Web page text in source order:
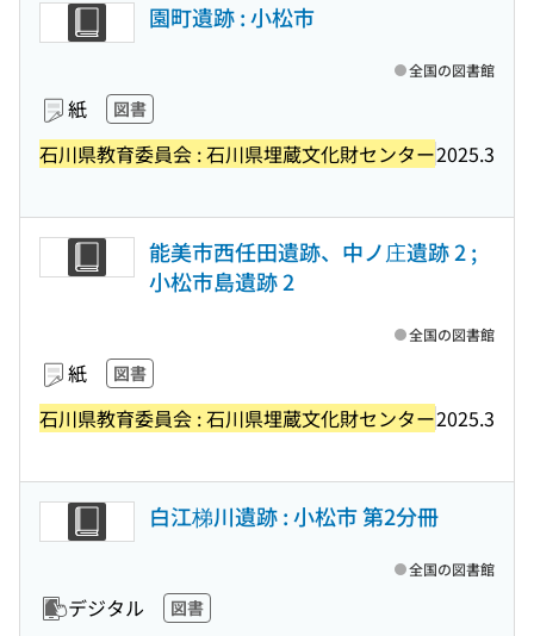
園町遺跡 : 小松市
紙 図書
石川県教育委員会 : 石川県埋蔵文化財センター2025.3
全国の図書館
能美市西任田遺跡、中ノ庄遺跡 2 ;
小松市島遺跡 2
紙 図書
石川県教育委員会 : 石川県埋蔵文化財センター2025.3
全国の図書館
白江梯川遺跡 : 小松市 第2分冊
デジタル 図書
全国の図書館